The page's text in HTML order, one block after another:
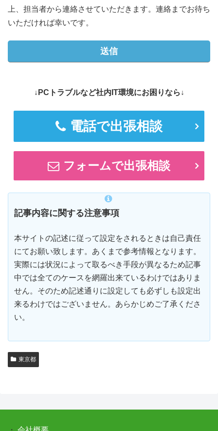
上、担当者から連絡させていただきます。連絡までお待ち
いただければ幸いです。
↓PCトラブルなど社内IT環境にお困りなら↓
電話で出張相談
フォームで出張相談
記事内容に関する注意事項
本サイトの記述に従って設定をされるときは自己責任
にてお願い致します。あくまで参考情報となります。
実際には状況によって取るべき手段が異なるため記事
中では全てのケースを網羅出来ているわけではありま
せん。そのため記述通りに設定しても必ずしも設定出
来るわけではございません。あらかじめご了承くださ
い。
東京都